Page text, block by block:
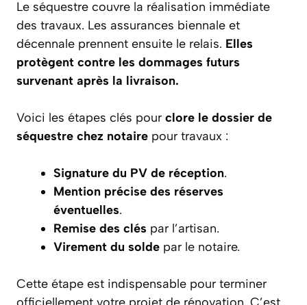
Le séquestre couvre la réalisation immédiate
des travaux. Les assurances biennale et
décennale prennent ensuite le relais. Elles
protègent contre les dommages futurs
survenant après la livraison.
Voici les étapes clés pour clore le dossier de
séquestre chez notaire pour travaux :
Signature du PV de réception.
Mention précise des réserves
éventuelles.
Remise des clés par l’artisan.
Virement du solde par le notaire.
Cette étape est indispensable pour terminer